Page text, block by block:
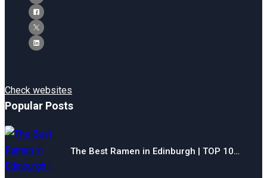
Check websites
Popular Posts
The Best Ramen in Edinburgh | TOP 10…